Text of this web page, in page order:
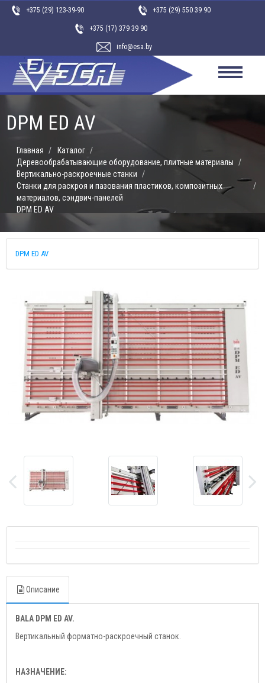
+375 (29) 123-39-90 +375 (29) 550 39 90
+375 (17) 379 39 90
info@esa.by
ЗАПАСНЫЕ ЧАСТИ
КОНТАКТЫ
ИНСТРУМЕНТ
КЛЕИ
DPM ED AV
Каталог
Деревообрабатывающие оборудование, плитные материалы
Вертикально-раскроечные станки
Станки для раскроя и пазования пластиков, композитных
материалов, сэндвич-панелей
DPM ED AV
DPM ED AV
Описание
BALA DPM ED AV.
Вертикальный форматно-раскроечный станок.
НАЗНАЧЕНИЕ: